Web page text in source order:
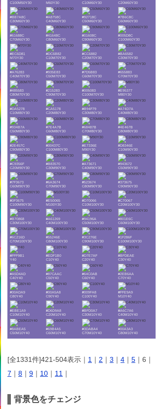
C100M50Y30
M60Y30
C10M60Y30
C20M60Y30
#BB7A8C
C30M60Y30
#A8758C
C40M60Y30
#92718C
C50M60Y30
#7B6C8C
C60M60Y30
#61688C
C70M60Y30
#41648C
C80M60Y30
#01608C
C90M60Y30
#005D8C
C100M60Y30
#EC6D81
M70Y30
#DC6B82
C10M70Y30
#CC6882
C20M70Y30
#BA6582
C30M70Y30
#A76283
C40M70Y30
#935E83
C50M70Y30
#7D5B83
C60M70Y30
#655883
C70M70Y30
#485583
C80M70Y30
#215283
C90M70Y30
#005083
C100M70Y30
#E95377
M80Y30
#DA5278
C10M80Y30
#CA5178
C20M80Y30
#B94F79
C30M80Y30
#A74D7A
C40M80Y30
#934B7A
C50M80Y30
#7E4A7B
C60M80Y30
#68487B
C70M80Y30
#4E467B
C80M80Y30
#2E457C
C90M80Y30
#00437C
C100M80Y30
#E7336E
M90Y30
#D8346E
C10M90Y30
#C9356F
C20M90Y30
#B83570
C30M90Y30
#A73671
C40M90Y30
#943672
C50M90Y30
#7F3673
C60M90Y30
#6A3674
C70M90Y30
#523674
C80M90Y30
#373675
C90M90Y30
#0F3675
C100M90Y30
#E50065
M100Y30
#D70066
C10M100Y30
#C70067
C20M100Y30
#B70868
C30M100Y30
#A61269
C40M100Y30
#94196A
C50M100Y30
#801E6C
C60M100Y30
#6C216D
C70M100Y30
#55246E
C80M100Y30
#3C276E
C90M100Y30
#1F286F
C100M100Y30
#FFF9B1
Y40
#EDF1B0
C10Y40
#D7E7AF
C20Y40
#BFDEAE
C30Y40
#A5D4AD
C40Y40
#87CAAC
C50Y40
#64C0AB
C60Y40
#2EB6AA
C70Y40
#00ADA9
C80Y40
#00A5A8
C90Y40
#009FA8
C100Y40
#FFE9A9
M10Y40
#EBE1A9
C10M10Y40
#D6D9A8
C20M10Y40
#BFD0A7
C30M10Y40
#A6C7A6
C40M10Y40
#8ABEA5
C50M10Y40
#69B4A5
C60M10Y40
#3DABA4
C70M10Y40
#00A3A3
C80M10Y40
[全1331件]421-504表示｜ 1 ｜ 2 ｜ 3 ｜ 4 ｜ 5 ｜6｜
7 ｜ 8 ｜ 9 ｜ 10 ｜ 11 ｜
背景色をチェンジ